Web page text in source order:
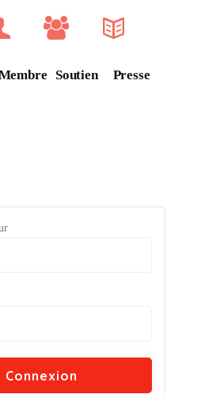
Soutien Presse